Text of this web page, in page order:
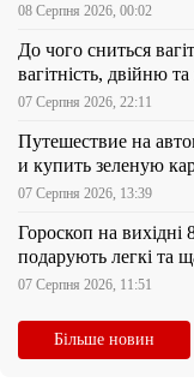
08 Серпня 2026, 00:02
До чого сниться
вагітність, двійню
07 Серпня 2026, 22:11
Путешествие на
и купить зеленую
07 Серпня 2026, 13:39
Гороскоп на вихідні
подарують легкі та
07 Серпня 2026, 11:51
Більше новин